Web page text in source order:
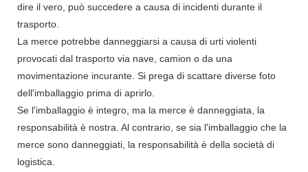
dire il vero, può succedere a causa di incidenti durante il
trasporto.
La merce potrebbe danneggiarsi a causa di urti violenti
provocati dal trasporto via nave, camion o da una
movimentazione incurante. Si prega di scattare diverse foto
dell'imballaggio prima di aprirlo.
Se l'imballaggio è integro, ma la merce è danneggiata, la
responsabilità è nostra. Al contrario, se sia l'imballaggio che la
merce sono danneggiati, la responsabilità è della società di
logistica.